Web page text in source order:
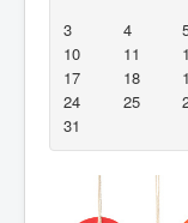
3
4
10
11
17
18
24
25
31